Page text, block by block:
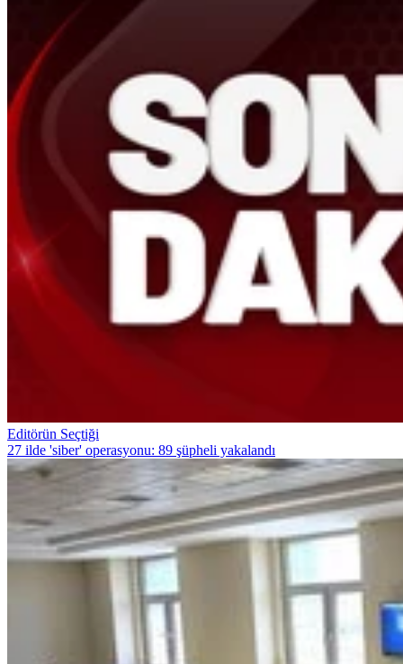
Editörün Seçtiği
27 ilde 'siber' operasyonu: 89 şüpheli yakalandı